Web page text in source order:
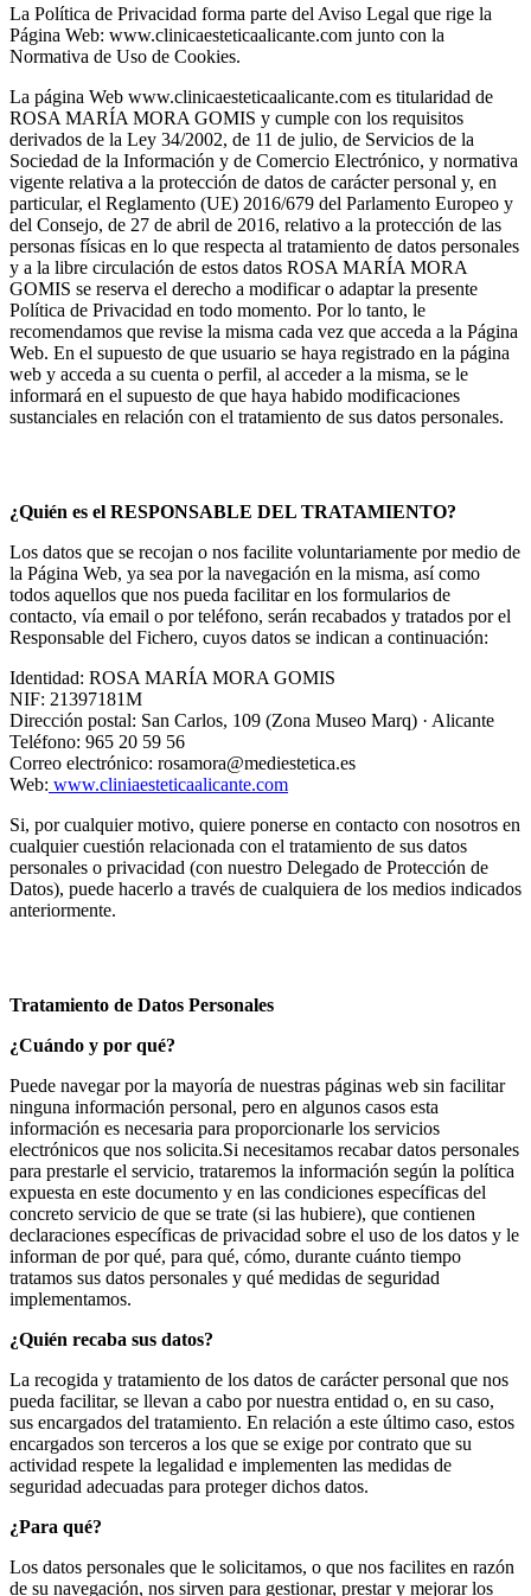
La Política de Privacidad forma parte del Aviso Legal que rige la
Página Web: www.clinicaesteticaalicante.com junto con la
Normativa de Uso de Cookies.
La página Web www.clinicaesteticaalicante.com es titularidad de
ROSA MARÍA MORA GOMIS y cumple con los requisitos
derivados de la Ley 34/2002, de 11 de julio, de Servicios de la
Sociedad de la Información y de Comercio Electrónico, y normativa
vigente relativa a la protección de datos de carácter personal y, en
particular, el Reglamento (UE) 2016/679 del Parlamento Europeo y
del Consejo, de 27 de abril de 2016, relativo a la protección de las
personas físicas en lo que respecta al tratamiento de datos personales
y a la libre circulación de estos datos ROSA MARÍA MORA
GOMIS se reserva el derecho a modificar o adaptar la presente
Política de Privacidad en todo momento. Por lo tanto, le
recomendamos que revise la misma cada vez que acceda a la Página
Web. En el supuesto de que usuario se haya registrado en la página
web y acceda a su cuenta o perfil, al acceder a la misma, se le
informará en el supuesto de que haya habido modificaciones
sustanciales en relación con el tratamiento de sus datos personales.
¿Quién es el RESPONSABLE DEL TRATAMIENTO?
Los datos que se recojan o nos facilite voluntariamente por medio de
la Página Web, ya sea por la navegación en la misma, así como
todos aquellos que nos pueda facilitar en los formularios de
contacto, vía email o por teléfono, serán recabados y tratados por el
Responsable del Fichero, cuyos datos se indican a continuación:
Identidad: ROSA MARÍA MORA GOMIS
NIF: 21397181M
Dirección postal: San Carlos, 109 (Zona Museo Marq) · Alicante
Teléfono: 965 20 59 56
Correo electrónico: rosamora@mediestetica.es
Web: www.cliniaesteticaalicante.com
Si, por cualquier motivo, quiere ponerse en contacto con nosotros en
cualquier cuestión relacionada con el tratamiento de sus datos
personales o privacidad (con nuestro Delegado de Protección de
Datos), puede hacerlo a través de cualquiera de los medios indicados
anteriormente.
Tratamiento de Datos Personales
¿Cuándo y por qué?
Puede navegar por la mayoría de nuestras páginas web sin facilitar
ninguna información personal, pero en algunos casos esta
información es necesaria para proporcionarle los servicios
electrónicos que nos solicita.Si necesitamos recabar datos personales
para prestarle el servicio, trataremos la información según la política
expuesta en este documento y en las condiciones específicas del
concreto servicio de que se trate (si las hubiere), que contienen
declaraciones específicas de privacidad sobre el uso de los datos y le
informan de por qué, para qué, cómo, durante cuánto tiempo
tratamos sus datos personales y qué medidas de seguridad
implementamos.
¿Quién recaba sus datos?
La recogida y tratamiento de los datos de carácter personal que nos
pueda facilitar, se llevan a cabo por nuestra entidad o, en su caso,
sus encargados del tratamiento. En relación a este último caso, estos
encargados son terceros a los que se exige por contrato que su
actividad respete la legalidad e implementen las medidas de
seguridad adecuadas para proteger dichos datos.
¿Para qué?
Los datos personales que le solicitamos, o que nos facilites en razón
de su navegación, nos sirven para gestionar, prestar y mejorar los